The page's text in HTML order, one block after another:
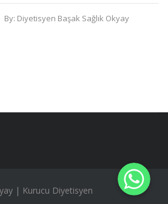
By: Diyetisyen Başak Sağlık Okyay
| Kurucu Diyetisyen
WhatsApp
WhatsApp